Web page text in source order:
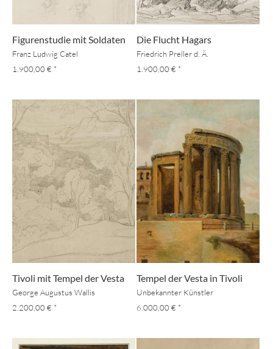
Figurenstudie mit Soldaten
Franz Ludwig Catel
1.900,00 € *
Die Flucht Hagars
Friedrich Preller d. Ä.
1.900,00 € *
Tivoli mit Tempel der Vesta
George Augustus Wallis
2.200,00 € *
Tempel der Vesta in Tivoli
Unbekannter Künstler
6.000,00 € *